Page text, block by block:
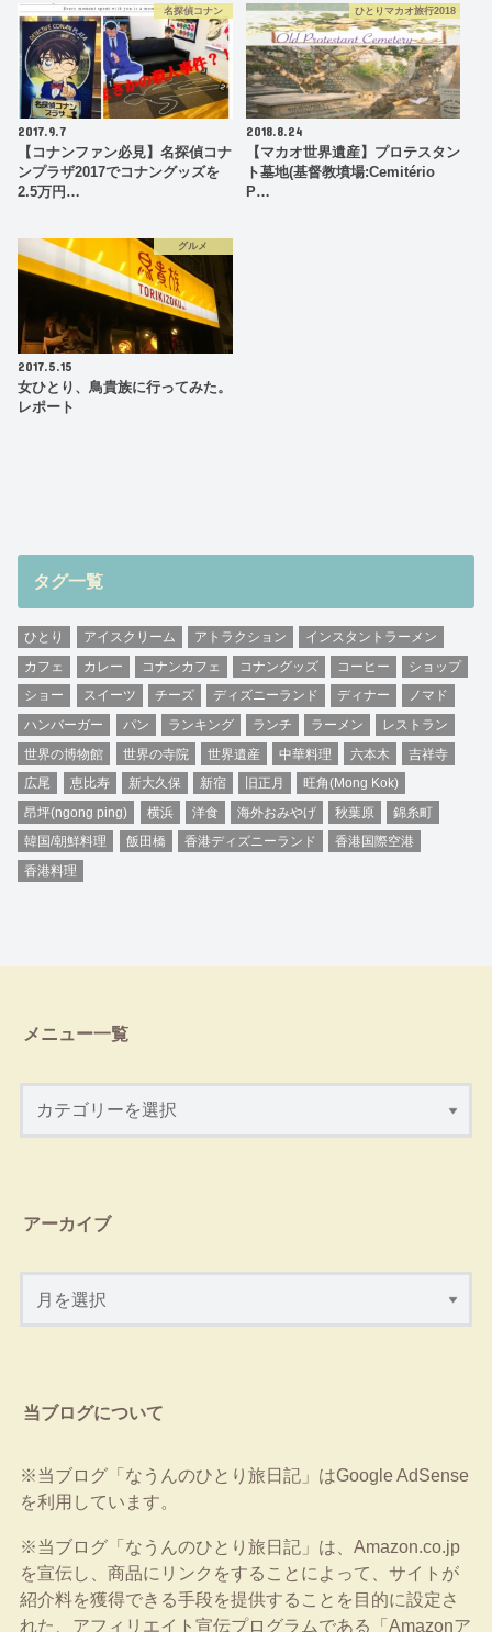
名探偵コナン
2017.9.7
【コナンファン必見】名探偵コナ
ンプラザ2017でコナングッズを
2.5万円…
ひとりマカオ旅行2018
2018.8.24
【マカオ世界遺産】プロテスタン
ト墓地(基督教墳場:Cemitério
P…
グルメ
2017.5.15
女ひとり、鳥貴族に行ってみた。
レポート
タグ一覧
ひとり アイスクリーム アトラクション
インスタントラーメン
カフェ
カレー コナンカフェ コナングッズ コーヒー
ショップ
ショー
スイーツ チーズ ディズニーランド ディナー
ノマド
ハンバーガー
パン ランキング ランチ ラーメン
レストラン
世界の博物館
世界の寺院 世界遺産 中華料理 六本木
吉祥寺
広尾
恵比寿 新大久保 新宿 旧正月
旺角(Mong Kok)
昂坪(ngong ping)
横浜 洋食 海外おみやげ 秋葉原
錦糸町
韓国/朝鮮料理
飯田橋 香港ディズニーランド
香港国際空港
香港料理
メニュー一覧
アーカイブ
当ブログについて
※当ブログ「なうんのひとり旅日記」はGoogle AdSense
を利用しています。
※当ブログ「なうんのひとり旅日記」は、Amazon.co.jp
を宣伝し、商品にリンクをすることによって、サイトが
紹介料を獲得できる手段を提供することを目的に設定さ
れた、アフィリエイト宣伝プログラムである「Amazonア